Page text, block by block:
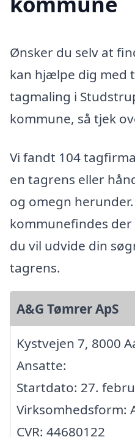
Ønsker du selv at
kan hjælpe dig med
tagmaling i
kommune, så tjek
Vi fandt 104
en tagrens eller
og omegn
kommunefindes
du vil udvide din
tagrens.
A&G Tømrer ApS
Kystvejen 7, 8000
Ansatte:
Startdato: 27.
Virksomhedsform:
CVR: 44680122